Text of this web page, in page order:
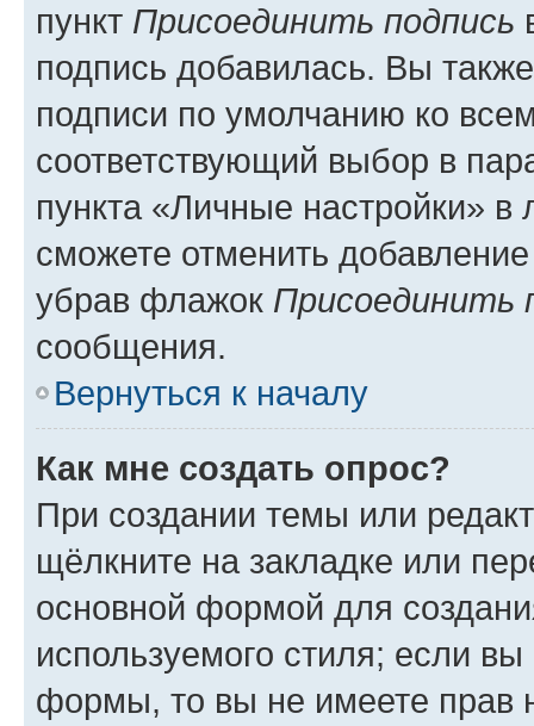
пункт Присоединить подпись
подпись добавилась. Вы
подписи по умолчанию ко
соответствующий выбор в
пункта «Личные настройки»
сможете отменить
убрав флажок Присоединить
сообщения.
Вернуться к началу
Как мне создать опрос?
При создании темы или
щёлкните на закладке или
основной формой для
используемого стиля; если
формы, то вы не имеете прав